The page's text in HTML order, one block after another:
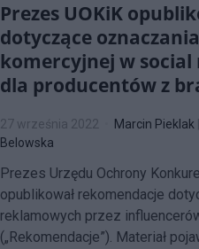
Prezes UOKiK
dotyczące
komercyjnej w social
dla producentów z
27 września 2022 Marcin Pieklak
Belowska
Prezes Urzędu Ochrony
opublikował rekomendacje
reklamowych przez
(„Rekomendacje”). Materiał